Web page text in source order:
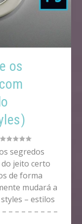
os
segredos
jeito certo
de forma
mudará a
– estilos
– – – – – – – –